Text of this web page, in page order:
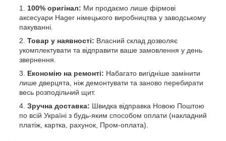
100% оригінал: Ми продаємо лише фірмові
аксесуари Hager німецького виробництва у заводському
пакуванні.
Товар у наявності: Власний склад дозволяє
укомплектувати та відправити ваше замовлення у день
звернення.
Економію на ремонті: Набагато вигідніше замінити
лише дверцята, ніж демонтувати та заново перебирати
весь розподільчий щит.
Зручна доставка: Швидка відправка Новою Поштою
по всій Україні з будь-яким способом оплати (накладний
платіж, картка, рахунок, Пром-оплата).